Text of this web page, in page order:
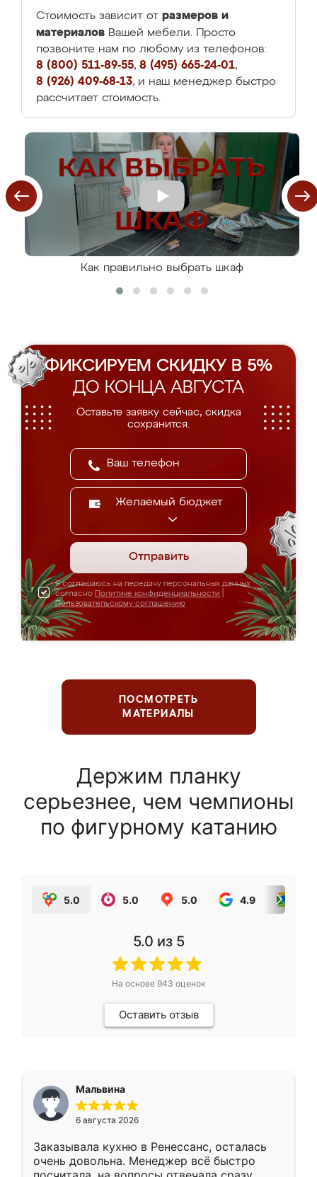
Стоимость зависит от размеров и
материалов Вашей мебели. Просто
позвоните нам по любому из телефонов:
8 (800) 511-89-55, 8 (495) 665-24-01,
8 (926) 409-68-13, и наш менеджер быстро
рассчитает стоимость.
Как правильно выбрать шкаф
ФИКСИРУЕМ СКИДКУ В 5%
ДО КОНЦА АВГУСТА
Оставьте заявку сейчас, скидка
сохранится.
Желаемый бюджет
Отправить
Я соглашаюсь на передачу персональных данных
согласно Политике конфиденциальности
Пользовательскому соглашению
ПОСМОТРЕТЬ
МАТЕРИАЛЫ
Держим планку
серьезнее, чем чемпионы
по фигурному катанию
5.0 5.0 5.0 4.9
5.0 из 5
На основе 943 оценок
Оставить отзыв
Мальвина
6 августа 2026
Заказывала кухню в Ренессанс, осталась
очень довольна. Менеджер всё быстро